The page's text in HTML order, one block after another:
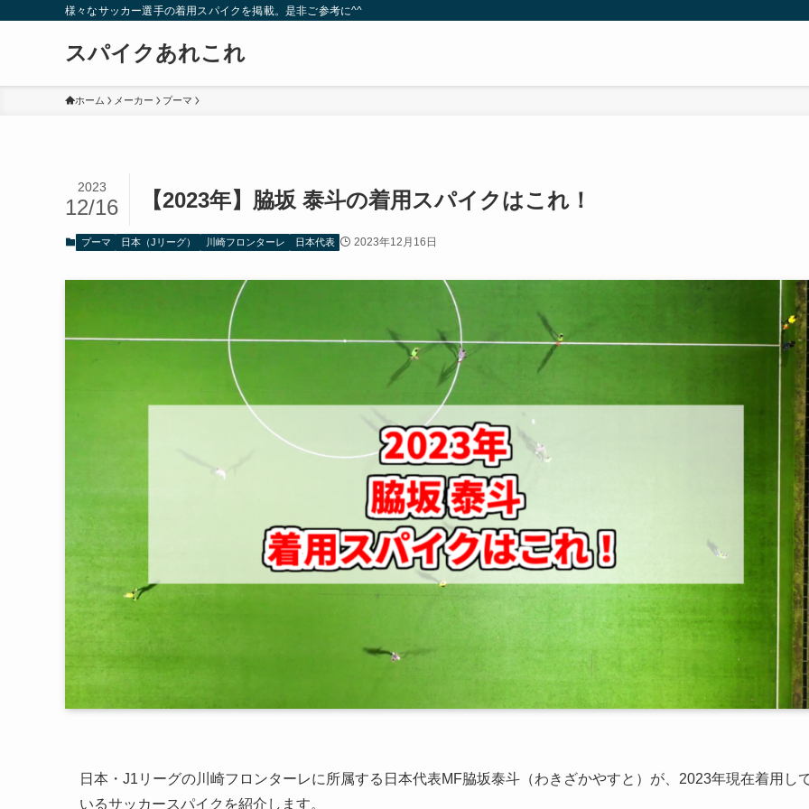
様々なサッカー選手の着用スパイクを掲載。是非ご参考に^^
スパイクあれこれ
ホーム メーカー プーマ
【2023年】脇坂 泰斗の着用スパイクはこれ！
2023
12/16
プーマ 日本（Jリーグ） 川崎フロンターレ 日本代表 2023年12月16日
日本・J1リーグの川崎フロンターレに所属する日本代表MF脇坂泰斗（わきざかやすと）が、2023年現在着用し
いるサッカースパイクを紹介します。